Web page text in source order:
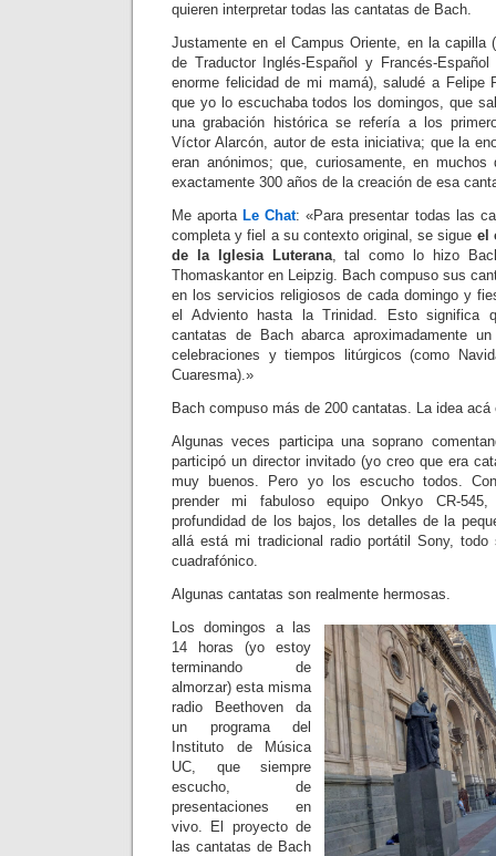
quieren interpretar todas las cantatas de Bach.
Justamente en el Campus Oriente, en la capilla
de Traductor Inglés-Español y Francés-
enorme felicidad de mi mamá), saludé a Felipe
que yo lo escuchaba todos los domingos, que
una grabación histórica se refería a los
Víctor Alarcón, autor de esta iniciativa; que la
eran anónimos; que, curiosamente, en
exactamente 300 años de la creación de esa
Me aporta Le Chat: «Para presentar todas las
completa y fiel a su contexto original, se sigue el
de la Iglesia Luterana, tal como lo hizo
Thomaskantor en Leipzig. Bach compuso sus
en los servicios religiosos de cada domingo y
el Adviento hasta la Trinidad. Esto significa
cantatas de Bach abarca aproximadamente
celebraciones y tiempos litúrgicos (como
Cuaresma).»
Bach compuso más de 200 cantatas. La idea
Algunas veces participa una soprano
participó un director invitado (yo creo que era
muy buenos. Pero yo los escucho todos.
prender mi fabuloso equipo Onkyo CR-
profundidad de los bajos, los detalles de la
allá está mi tradicional radio portátil Sony, todo
cuadrafónico.
Algunas cantatas son realmente hermosas.
Los domingos a las
14 horas (yo estoy
terminando de
almorzar) esta misma
radio Beethoven da
un programa del
Instituto de Música
UC, que siempre
escucho, de
presentaciones en
vivo. El proyecto de
las cantatas de Bach